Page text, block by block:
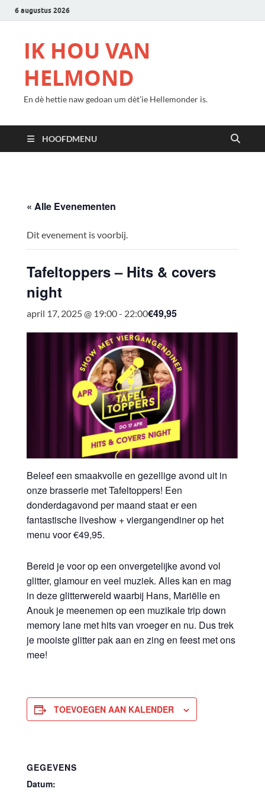
6 augustus 2026
IK HOU VAN
HELMOND
En dè hettie naw gedoan um dèt’ie Hellemonder is.
HOOFDMENU
« Alle Evenementen
Dit evenement is voorbij.
Tafeltoppers – Hits & covers
night
april 17, 2025 @ 19:00- 22:00€49,95
Beleef een smaakvolle en gezellige avond uit in
onze brasserie met Tafeltoppers! Een
donderdagavond per maand staat er een
fantastische liveshow + viergangendiner op het
menu voor €49,95.
Bereid je voor op een onvergetelijke avond vol
glitter, glamour en veel muziek. Alles kan en mag
in deze glitterwereld waarbij Hans, Mariëlle en
Anouk je meenemen op een muzikale trip down
memory lane met hits van vroeger en nu. Dus trek
je mooiste glitter pak aan en zing en feest met ons
mee!
TOEVOEGEN AAN KALENDER
GEGEVENS
Datum: